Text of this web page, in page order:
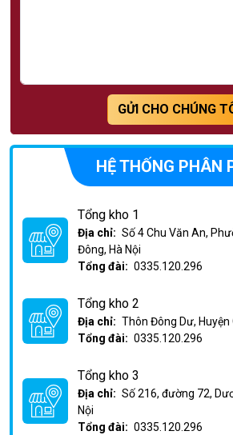
GỬI CHO CHÚNG
HỆ THỐNG PHÂN
Tổng kho 1
Địa chỉ: Số 4 Chu Văn An,
Đông, Hà Nội
Tổng đài: 0335.120.296
Tổng kho 2
Địa chỉ: Thôn Đông Dư, Huyện
Tổng đài: 0335.120.296
Tổng kho 3
Địa chỉ: Số 216, đường 72,
Nội
Tổng đài: 0335.120.296